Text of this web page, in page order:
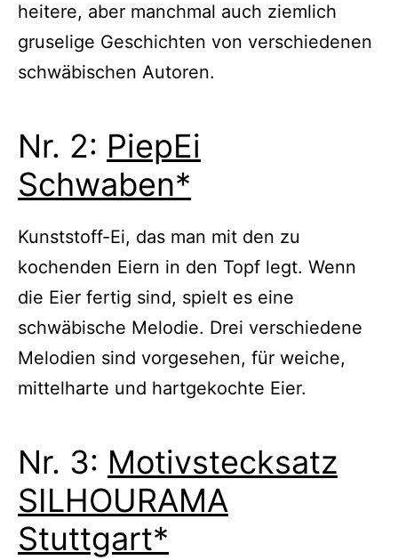
heitere, aber manchmal auch ziemlich
gruselige Geschichten von verschiedenen
schwäbischen Autoren.
Nr. 2: PiepEi
Schwaben*
Kunststoff-Ei, das man mit den zu
kochenden Eiern in den Topf legt. Wenn
die Eier fertig sind, spielt es eine
schwäbische Melodie. Drei verschiedene
Melodien sind vorgesehen, für weiche,
mittelharte und hartgekochte Eier.
Nr. 3: Motivstecksatz
SILHOURAMA
Stuttgart*